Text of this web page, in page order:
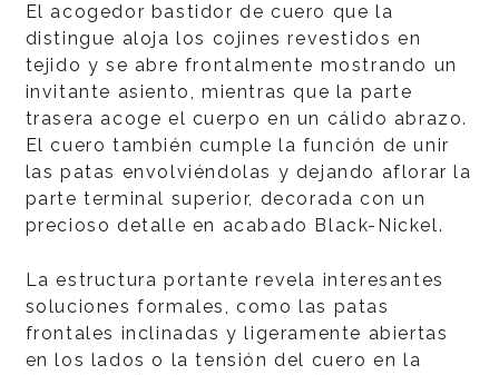
El acogedor bastidor de cuero que la
distingue aloja los cojines revestidos en
tejido y se abre frontalmente mostrando un
invitante asiento, mientras que la parte
trasera acoge el cuerpo en un cálido abrazo.
El cuero también cumple la función de unir
las patas envolviéndolas y dejando aflorar la
parte terminal superior, decorada con un
precioso detalle en acabado Black-Nickel.
La estructura portante revela interesantes
soluciones formales, como las patas
frontales inclinadas y ligeramente abiertas
en los lados o la tensión del cuero en la